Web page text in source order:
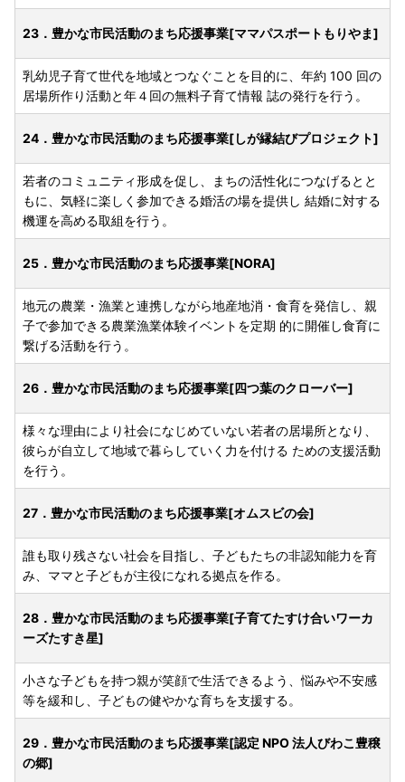
23．豊かな市民活動のまち応援事業[ママパスポートもりやま]
乳幼児子育て世代を地域とつなぐことを目的に、年約 100 回の
居場所作り活動と年４回の無料子育て情報 誌の発行を行う。
24．豊かな市民活動のまち応援事業[しが縁結びプロジェクト]
若者のコミュニティ形成を促し、まちの活性化につなげるとと
もに、気軽に楽しく参加できる婚活の場を提供し 結婚に対する
機運を高める取組を行う。
25．豊かな市民活動のまち応援事業[NORA]
地元の農業・漁業と連携しながら地産地消・食育を発信し、親
子で参加できる農業漁業体験イベントを定期 的に開催し食育に
繋げる活動を行う。
26．豊かな市民活動のまち応援事業[四つ葉のクローバー]
様々な理由により社会になじめていない若者の居場所となり、
彼らが自立して地域で暮らしていく力を付ける ための支援活動
を行う。
27．豊かな市民活動のまち応援事業[オムスビの会]
誰も取り残さない社会を目指し、子どもたちの非認知能力を育
み、ママと子どもが主役になれる拠点を作る。
28．豊かな市民活動のまち応援事業[子育てたすけ合いワーカ
ーズたすき星]
小さな子どもを持つ親が笑顔で生活できるよう、悩みや不安感
等を緩和し、子どもの健やかな育ちを支援する。
29．豊かな市民活動のまち応援事業[認定 NPO 法人びわこ豊穣
の郷]